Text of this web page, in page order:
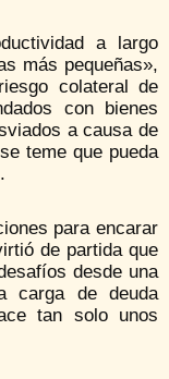
a largo
más pequeñas»,
colateral de
con bienes
a causa de
teme que pueda
para encarar
de partida que
desde una
carga de deuda
tan solo unos